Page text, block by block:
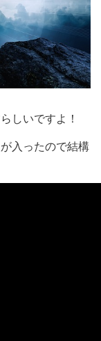
しいですよ！
入ったので結構